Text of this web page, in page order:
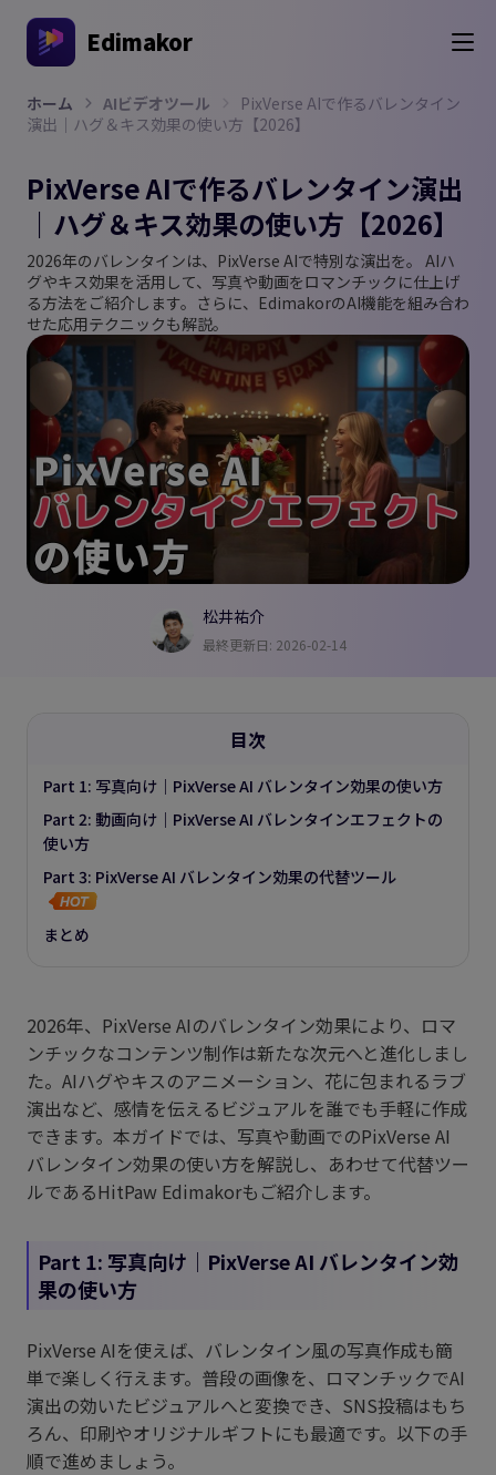
Edimakor
ホーム AIビデオツール
PixVerse AIで作るバレンタイン
演出｜ハグ＆キス効果の使い方【2026】
PixVerse AIで作るバレンタイン演出
｜ハグ＆キス効果の使い方【2026】
2026年のバレンタインは、PixVerse AIで特別な演出を。 AIハ
グやキス効果を活用して、写真や動画をロマンチックに仕上げ
る方法をご紹介します。さらに、EdimakorのAI機能を組み合わ
せた応用テクニックも解説。
松井祐介
最終更新日: 2026-02-14
目次
Part 1: 写真向け｜PixVerse AI バレンタイン効果の使い方
Part 2: 動画向け｜PixVerse AI バレンタインエフェクトの
使い方
Part 3: PixVerse AI バレンタイン効果の代替ツール
まとめ
2026年、PixVerse AIのバレンタイン効果により、ロマ
ンチックなコンテンツ制作は新たな次元へと進化しまし
た。AIハグやキスのアニメーション、花に包まれるラブ
演出など、感情を伝えるビジュアルを誰でも手軽に作成
できます。本ガイドでは、写真や動画でのPixVerse AI
バレンタイン効果の使い方を解説し、あわせて代替ツー
ルであるHitPaw Edimakorもご紹介します。
Part 1: 写真向け｜PixVerse AI バレンタイン効
果の使い方
PixVerse AIを使えば、バレンタイン風の写真作成も簡
単で楽しく行えます。普段の画像を、ロマンチックでAI
演出の効いたビジュアルへと変換でき、SNS投稿はもち
ろん、印刷やオリジナルギフトにも最適です。以下の手
順で進めましょう。